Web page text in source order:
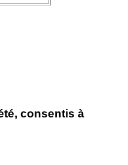
consentis à